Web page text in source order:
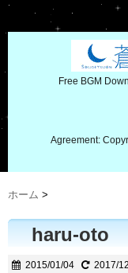
Free BGM
Agreement:
ホーム >
haru-oto
2015/01/04 2017/